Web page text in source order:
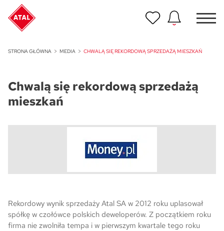
STRONA GŁÓWNA MEDIA CHWALĄ SIĘ REKORDOWĄ SPRZEDAŻĄ MIESZKAŃ
Chwalą się rekordową sprzedażą
mieszkań
Rekordowy wynik sprzedaży Atal SA w 2012 roku uplasował
spółkę w czołówce polskich deweloperów. Z początkiem roku
firma nie zwolniła tempa i w pierwszym kwartale tego roku
ATAL Unii Lubelskiej w Poznaniu
Nowość
ATAL Ville przy Białej
Program Poleceń ATAL
ATAL Floriana w Szczecinie
NOWOŚĆ
ATAL Ruczaj w Krakowie